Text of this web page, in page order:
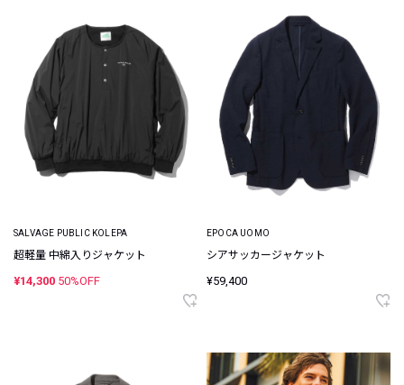
SALVAGE PUBLIC KOLEPA
超軽量 中綿入りジャケット
¥14,300 50%OFF
EPOCA UOMO
シアサッカージャケット
¥59,400